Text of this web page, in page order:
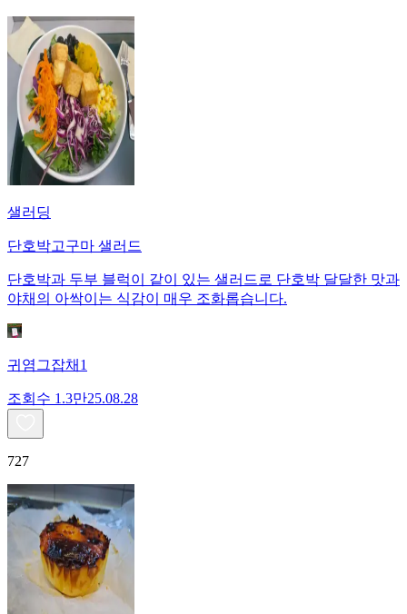
샐러딩
단호박고구마 샐러드
단호박과 두부 블럭이 같이 있는 샐러드로 단호박 달달한 맛과
야채의 아싹이는 식감이 매우 조화롭습니다.
귀염그잡채1
조회수 1.3만25.08.28
727